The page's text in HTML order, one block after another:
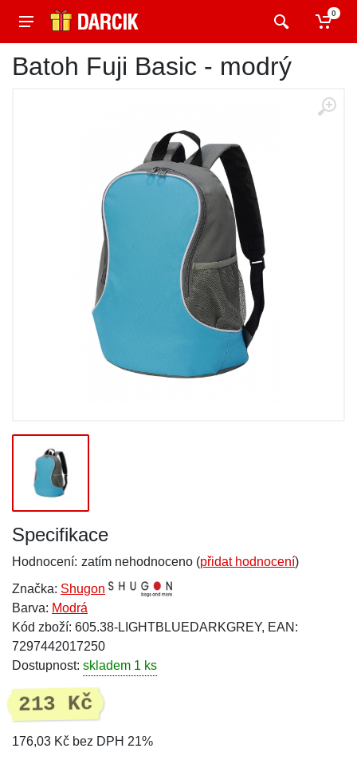
0
Batoh Fuji Basic - modrý
Specifikace
Hodnocení: zatím nehodnoceno (přidat hodnocení)
Značka: Shugon
Barva: Modrá
Kód zboží: 605.38-LIGHTBLUEDARKGREY, EAN:
7297442017250
Dostupnost: skladem 1 ks
213 Kč
176,03 Kč bez DPH 21%